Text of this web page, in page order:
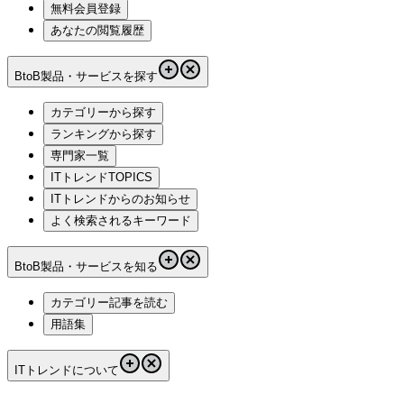
無料会員登録
あなたの閲覧履歴
BtoB製品・サービスを探す
カテゴリーから探す
ランキングから探す
専門家一覧
ITトレンドTOPICS
ITトレンドからのお知らせ
よく検索されるキーワード
BtoB製品・サービスを知る
カテゴリー記事を読む
用語集
ITトレンドについて